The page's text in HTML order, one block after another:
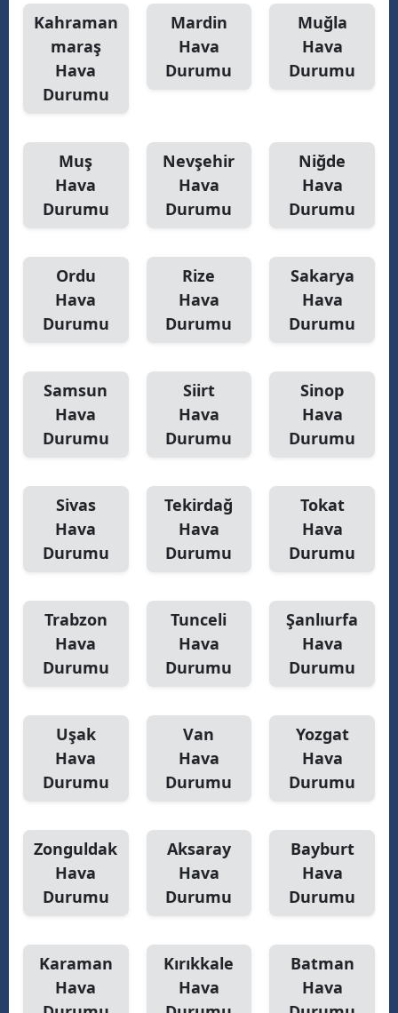
Kahraman
maraş
Hava
Durumu
Mardin
Hava
Durumu
Muğla
Hava
Durumu
Muş
Hava
Durumu
Nevşehir
Hava
Durumu
Niğde
Hava
Durumu
Ordu
Hava
Durumu
Rize
Hava
Durumu
Sakarya
Hava
Durumu
Samsun
Hava
Durumu
Siirt
Hava
Durumu
Sinop
Hava
Durumu
Sivas
Hava
Durumu
Tekirdağ
Hava
Durumu
Tokat
Hava
Durumu
Trabzon
Hava
Durumu
Tunceli
Hava
Durumu
Şanlıurfa
Hava
Durumu
Uşak
Hava
Durumu
Van
Hava
Durumu
Yozgat
Hava
Durumu
Zonguldak
Hava
Durumu
Aksaray
Hava
Durumu
Bayburt
Hava
Durumu
Karaman
Hava
Kırıkkale
Hava
Batman
Hava